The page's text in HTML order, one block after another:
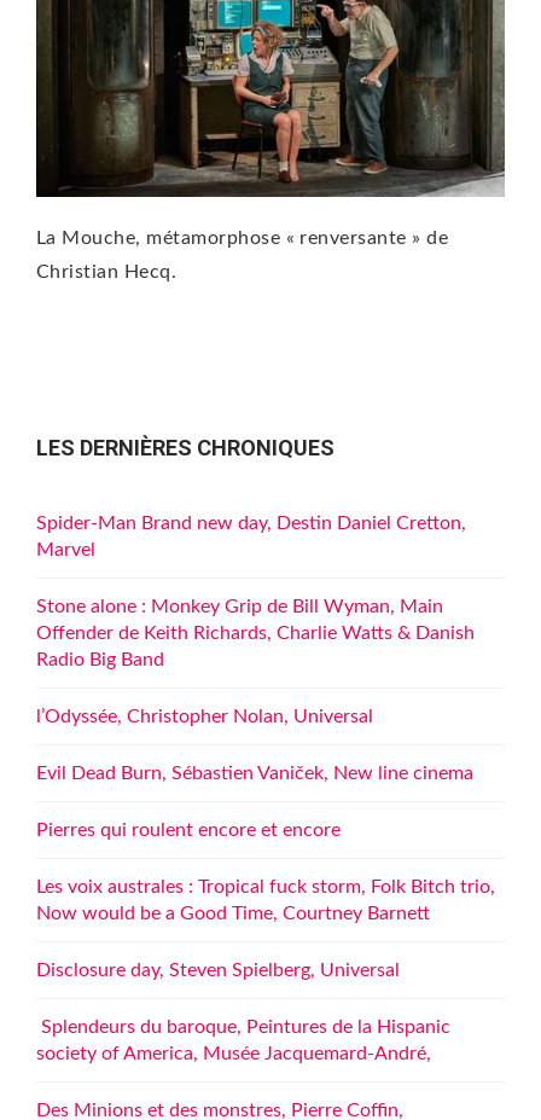
La Mouche, métamorphose « renversante » de
Christian Hecq.
LES DERNIÈRES CHRONIQUES
Spider-Man Brand new day, Destin Daniel Cretton,
Marvel
Stone alone : Monkey Grip de Bill Wyman, Main
Offender de Keith Richards, Charlie Watts & Danish
Radio Big Band
l’Odyssée, Christopher Nolan, Universal
Evil Dead Burn, Sébastien Vaniček, New line cinema
Pierres qui roulent encore et encore
Les voix australes : Tropical fuck storm, Folk Bitch trio,
Now would be a Good Time, Courtney Barnett
Disclosure day, Steven Spielberg, Universal
Splendeurs du baroque, Peintures de la Hispanic
society of America, Musée Jacquemard-André,
Des Minions et des monstres, Pierre Coffin,